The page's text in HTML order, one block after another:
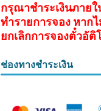
กรุณาชำระเงินภาย
ทำรายการจอง หาก
ยกเลิกการจองตั๋วอัติ
ช่องทางชำระเงิน